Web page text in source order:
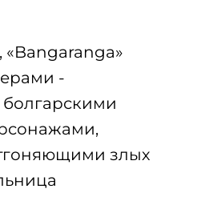
«Bangaranga»
-
злых